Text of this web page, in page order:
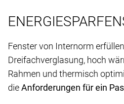
Fenster von Internorm
Dreifachverglasung, hoch
Rahmen und thermisch
dieAnforderungen für ein